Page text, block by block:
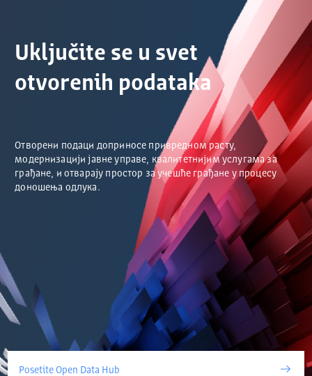
Uključite se u svet
otvorenih podataka
Отворени подаци доприносе привредном расту,
модернизацији јавне управе, квалитетнијим услугама за
грађане, и отварају простор за учешће грађане у процесу
доношења одлука.
Posetite Open Data Hub